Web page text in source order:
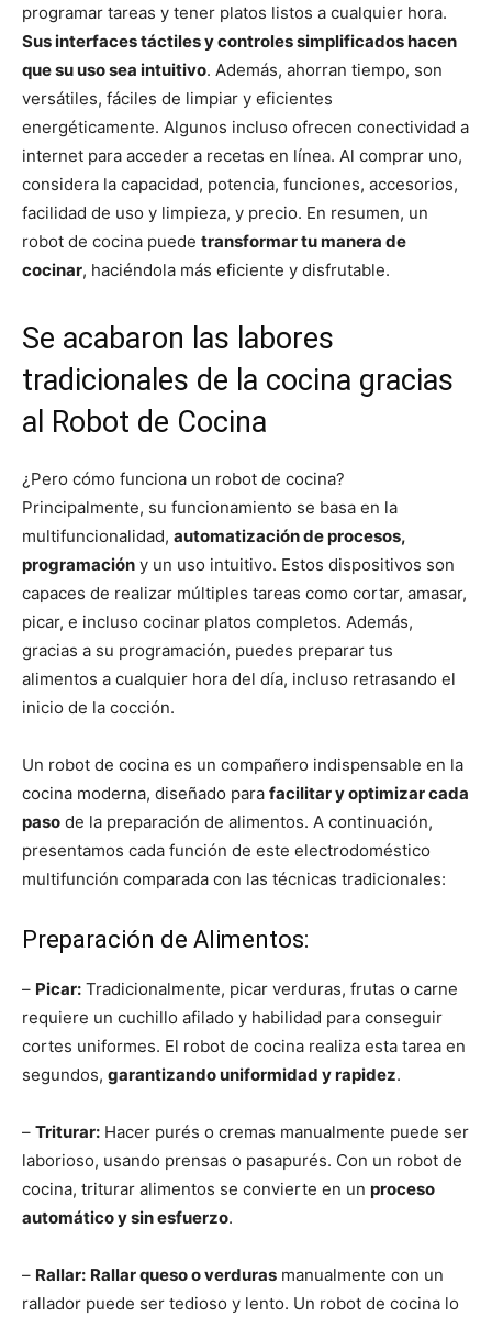
programar tareas y tener platos listos a cualquier hora.
Sus interfaces táctiles y controles simplificados hacen
que su uso sea intuitivo. Además, ahorran tiempo, son
versátiles, fáciles de limpiar y eficientes
energéticamente. Algunos incluso ofrecen conectividad a
internet para acceder a recetas en línea. Al comprar uno,
considera la capacidad, potencia, funciones, accesorios,
facilidad de uso y limpieza, y precio. En resumen, un
robot de cocina puede transformar tu manera de
cocinar, haciéndola más eficiente y disfrutable.
Se acabaron las labores
tradicionales de la cocina gracias
al Robot de Cocina
¿Pero cómo funciona un robot de cocina?
Principalmente, su funcionamiento se basa en la
multifuncionalidad, automatización de procesos,
programación y un uso intuitivo. Estos dispositivos son
capaces de realizar múltiples tareas como cortar, amasar,
picar, e incluso cocinar platos completos. Además,
gracias a su programación, puedes preparar tus
alimentos a cualquier hora del día, incluso retrasando el
inicio de la cocción.
Un robot de cocina es un compañero indispensable en la
cocina moderna, diseñado para facilitar y optimizar cada
paso de la preparación de alimentos. A continuación,
presentamos cada función de este electrodoméstico
multifunción comparada con las técnicas tradicionales:
Preparación de Alimentos:
– Picar: Tradicionalmente, picar verduras, frutas o carne
requiere un cuchillo afilado y habilidad para conseguir
cortes uniformes. El robot de cocina realiza esta tarea en
segundos, garantizando uniformidad y rapidez.
– Triturar: Hacer purés o cremas manualmente puede ser
laborioso, usando prensas o pasapurés. Con un robot de
cocina, triturar alimentos se convierte en un proceso
automático y sin esfuerzo.
– Rallar: Rallar queso o verduras manualmente con un
rallador puede ser tedioso y lento. Un robot de cocina lo